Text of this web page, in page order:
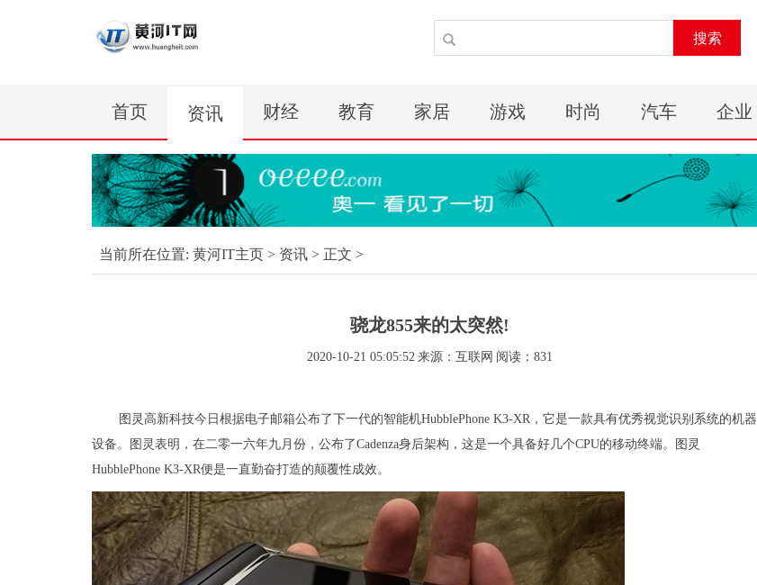
搜索
首页 资讯 财经 教育 家居 游戏 时尚 汽车 企业
当前所在位置: 黄河IT主页 > 资讯 > 正文 >
骁龙855来的太突然!
2020-10-21 05:05:52 来源：互联网 阅读：831
图灵高新科技今日根据电子邮箱公布了下一代的智能机HubblePhone K3-XR，它是一款具有优秀视觉识别系统的机器
设备。图灵表明，在二零一六年九月份，公布了Cadenza身后架构，这是一个具备好几个CPU的移动终端。图灵
HubblePhone K3-XR便是一直勤奋打造的颠覆性成效。